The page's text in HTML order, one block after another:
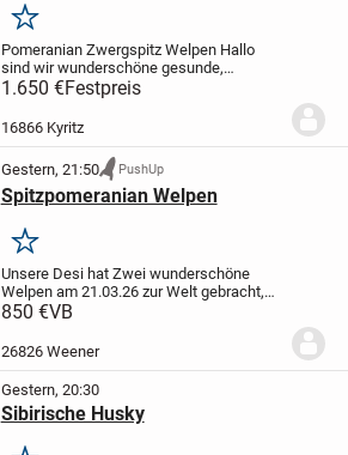
Merken
Pomeranian Zwergspitz Welpen Hallo
sind wir wunderschöne gesunde,
verspielte Pomeranian Zwergspitz
Sind wir eine Junge und eine
MädchenWir entwickeln uns sehr gut und
werden zum abgabe...
1.650 €Festpreis
16866 Kyritz
Gestern, 21:50 PushUp
Spitzpomeranian Welpen
Merken
Unsere Desi hat Zwei wunderschöne
Welpen am 21.03.26 zur Welt gebracht,
die ein Liebevolles Zuhause suchen. Sind
Vater sind beide reinrassige Spitz
850 €VB
26826 Weener
Gestern, 20:30
Sibirische Husky